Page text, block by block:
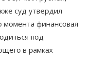
суд утвердил
момента финансовая
под
в рамках